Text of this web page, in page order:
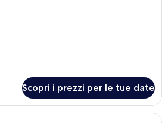
Scopri i prezzi per le tue date
Una camera d'albergo con un letto,